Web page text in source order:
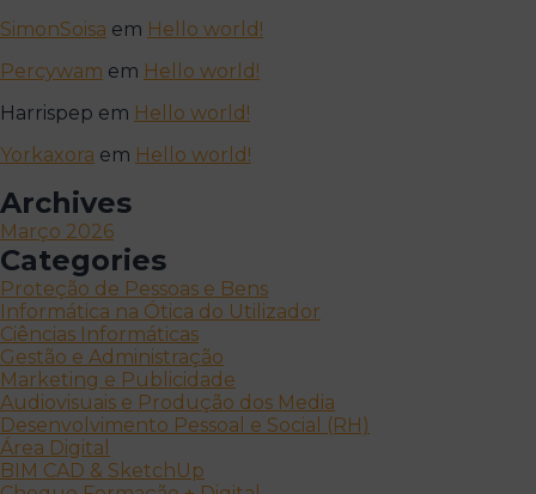
SimonSoisa em Hello world!
Percywam em Hello world!
Harrispep em Hello world!
Yorkaxora em Hello world!
Archives
Março 2026
Categories
Proteção de Pessoas e Bens
Informática na Ótica do Utilizador
Ciências Informáticas
Gestão e Administração
Marketing e Publicidade
Audiovisuais e Produção dos Media
Desenvolvimento Pessoal e Social (RH)
Área Digital
BIM CAD & SketchUp